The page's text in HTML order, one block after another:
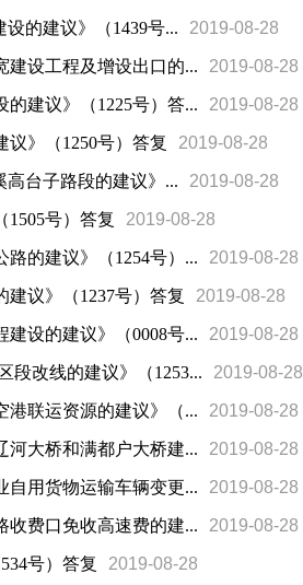
的建议》（1439号... 2019-08-28
建设工程及增设出口的... 2019-08-28
建议》（1225号）答... 2019-08-28
》（1250号）答复 2019-08-28
高台子路段的建议》... 2019-08-28
号）答复 2019-08-28
的建议》（1254号）... 2019-08-28
议》（1237号）答复 2019-08-28
设的建议》（0008号... 2019-08-28
段改线的建议》（1253... 2019-08-28
港联运资源的建议》（... 2019-08-28
河大桥和满都户大桥建... 2019-08-28
自用货物运输车辆变更... 2019-08-28
收费口免收高速费的建... 2019-08-28
号）答复 2019-08-28